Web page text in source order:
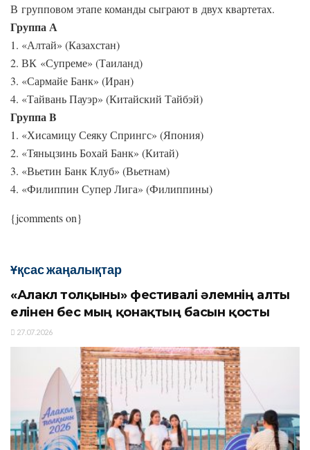
В групповом этапе команды сыграют в двух квартетах.
Группа А
1. «Алтай» (Казахстан)
2. ВК «Супреме» (Таиланд)
3. «Сармайе Банк» (Иран)
4. «Тайвань Пауэр» (Китайский Тайбэй)
Группа B
1. «Хисамицу Сеяку Спрингс» (Япония)
2. «Тяньцзинь Бохай Банк» (Китай)
3. «Вьетин Банк Клуб» (Вьетнам)
4. «Филиппин Супер Лига» (Филиппины)
{jcomments on}
Ұқсас жаңалықтар
«Алакөл толқыны» фестивалі әлемнің алты
елінен бес мың қонақтың басын қосты
27.07.2026